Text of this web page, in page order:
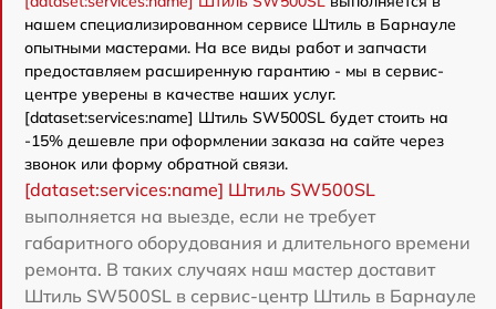
нашем специализированном сервисе Штиль в Барнауле
опытными мастерами. На все виды работ и запчасти
предоставляем расширенную гарантию - мы в сервис-
центре уверены в качестве наших услуг.
[dataset:services:name] Штиль SW500SL будет стоить на
-15% дешевле при оформлении заказа на сайте через
звонок или форму обратной связи.
[dataset:services:name] Штиль SW500SL
выполняется на выезде, если не требует
габаритного оборудования и длительного времени
ремонта. В таких случаях наш мастер доставит
Штиль SW500SL в сервис-центр Штиль в Барнауле